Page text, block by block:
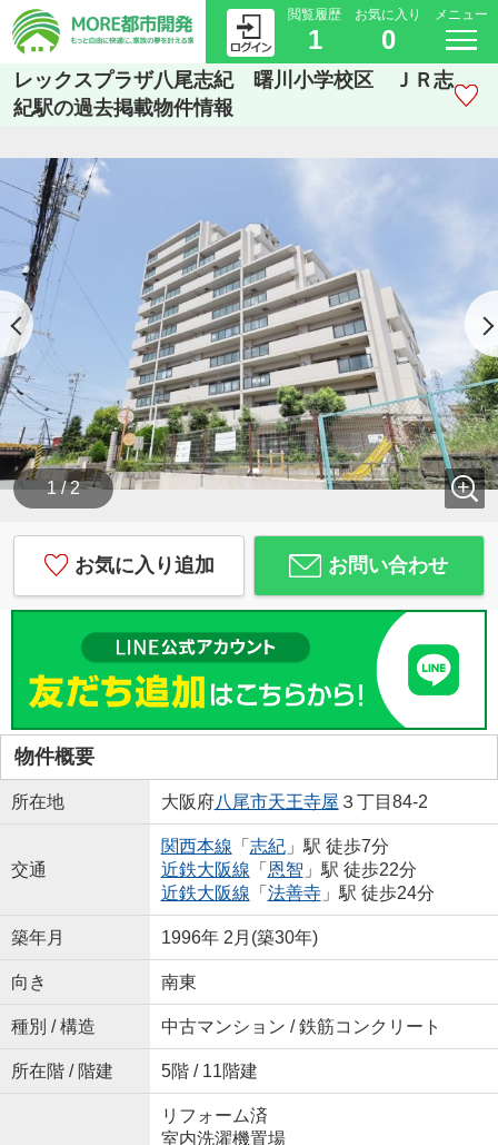
閲覧履歴
1
お気に入り
0
メニュー
レックスプラザ八尾志紀 曙川小学校区 ＪＲ志
紀駅の過去掲載物件情報
1 / 2
お気に入り追加 お問い合わせ
物件概要
所在地 大阪府八尾市天王寺屋 ３丁目84-2
交通
関西本線 「 志紀」駅 徒歩7分
近鉄大阪線 「 恩智 」駅 徒歩22分
近鉄大阪線 「 法善寺」駅 徒歩24分
築年月 1996年 2月(築30年)
向き 南東
種別 / 構造 中古マンション / 鉄筋コンクリート
所在階 / 階建 5階 / 11階建
リフォーム済
室内洗濯機置場